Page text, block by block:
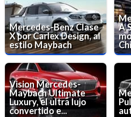
Mercedes-Benz Clase
X por Carlex Design, al
estilo Maybach
A
Vision Mercedes-
Maybach Ultimate
Luxury, el ultra lujo
convertido e...